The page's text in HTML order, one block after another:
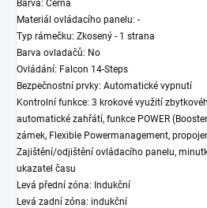
Barva: Černá
Materiál ovládacího panelu: -
Typ rámečku: Zkosený - 1 strana
Barva ovladačů: No
Ovládání: Falcon 14-Steps
Bezpečnostní prvky: Automatické vypnutí
Kontrolní funkce: 3 krokové využití
automatické zahřátí, funkce POWER
zámek, Flexible Powermanagement,
Zajištění/odjištění ovládacího panelu,
ukazatel času
Levá přední zóna: Indukční
Levá zadní zóna: indukční